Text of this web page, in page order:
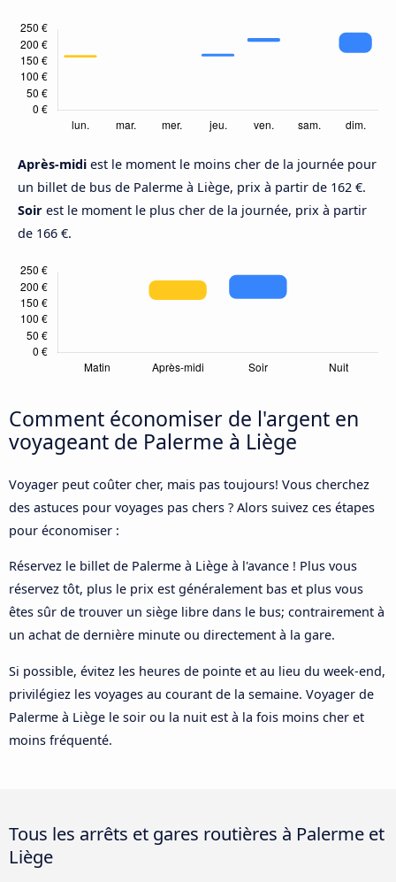
Après-midi est le moment le moins cher de la journée pour
un billet de bus de Palerme à Liège, prix à partir de 162 €.
Soir est le moment le plus cher de la journée, prix à partir
de 166 €.
Comment économiser de l'argent en
voyageant de Palerme à Liège
Voyager peut coûter cher, mais pas toujours! Vous cherchez
des astuces pour voyages pas chers ? Alors suivez ces étapes
pour économiser :
Réservez le billet de Palerme à Liège à l'avance ! Plus vous
réservez tôt, plus le prix est généralement bas et plus vous
êtes sûr de trouver un siège libre dans le bus; contrairement à
un achat de dernière minute ou directement à la gare.
Si possible, évitez les heures de pointe et au lieu du week-end,
privilégiez les voyages au courant de la semaine. Voyager de
Palerme à Liège le soir ou la nuit est à la fois moins cher et
moins fréquenté.
Tous les arrêts et gares routières à Palerme et
Liège